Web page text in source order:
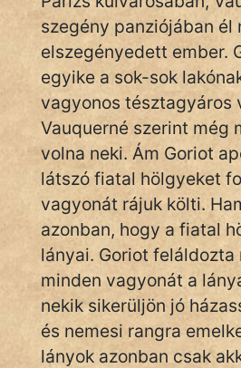
Vers
IRODALOM
SZÓLÁS
És
KÖZMONDÁS
PSZICHO
ZENE
FILM
szegény panziójában él
elszegényedett ember.
egyike a sok-sok
vagyonos tésztagyáros
Vauquerné szerint még
volna neki. Ám Goriot
látszó fiatal hölgyeket
vagyonát rájuk költi.
azonban, hogy a fiatal
lányai. Goriot feláldozta
minden vagyonát a
nekik sikerüljön jó
és nemesi rangra
lányok azonban csak